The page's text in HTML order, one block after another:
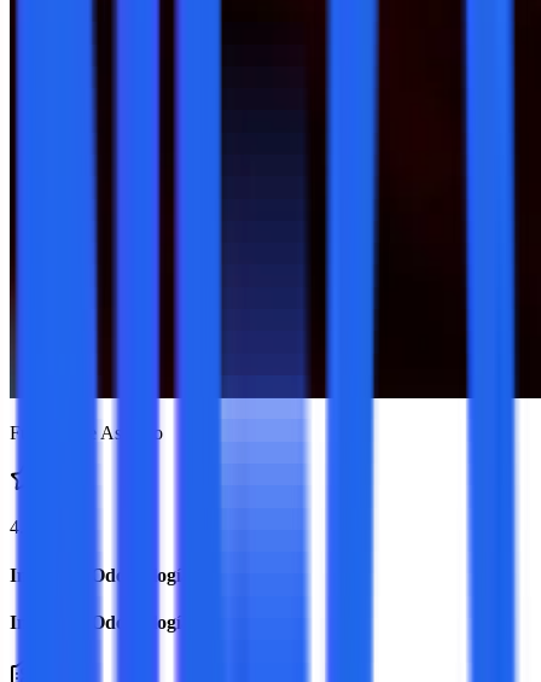
Full Online Asistido
4.9
Ingreso a Odontología
Ingreso a Odontología